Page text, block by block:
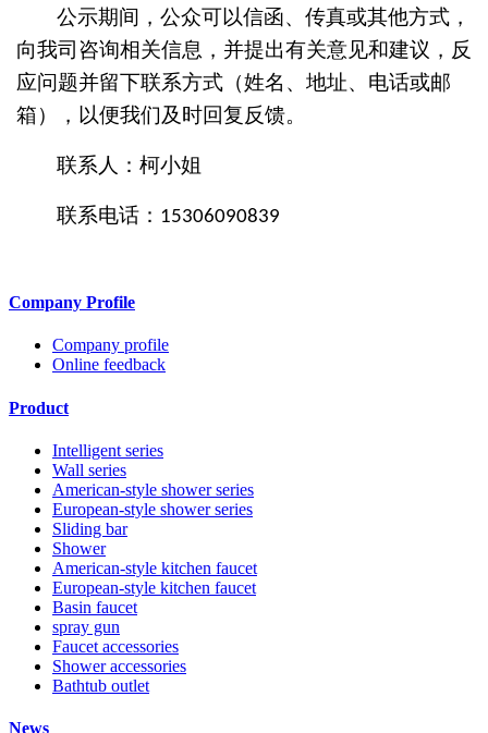
公示期间，公众可以信函、传真或其他方式，
向我司咨询相关信息，并提出有关意见和建议，反
应问题并留下联系方式（姓名、地址、电话或邮
箱），以便我们及时回复反馈。
联系人： 柯小姐
联系电话： 15306090839
Company Profile
Company profile
Online feedback
Product
Intelligent series
Wall series
American-style shower series
European-style shower series
Sliding bar
Shower
American-style kitchen faucet
European-style kitchen faucet
Basin faucet
spray gun
Faucet accessories
Shower accessories
Bathtub outlet
News